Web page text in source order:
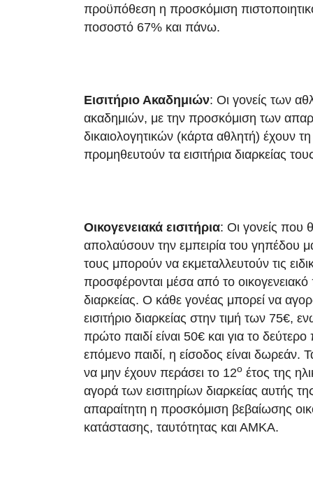
προϋπόθεση η προσκόμιση
ποσοστό 67% και πάνω.
Εισιτήριο Ακαδημιών: Οι γονείς των
ακαδημιών, με την προσκόμιση των
δικαιολογητικών (κάρτα αθλητή) έχουν
προμηθευτούν τα εισιτήρια διαρκείας
Οικογενειακά εισιτήρια: Οι γονείς που
απολαύσουν την εμπειρία του γηπέδου
τους μπορούν να εκμεταλλευτούν τις
προσφέρονται μέσα από το οικογενειακό
διαρκείας. Ο κάθε γονέας μπορεί να
εισιτήριο διαρκείας στην τιμή των 75€,
πρώτο παιδί είναι 50€ και για το δεύτερο
επόμενο παιδί, η είσοδος είναι δωρεάν.
να μην έχουν περάσει το 12ο έτος της
αγορά των εισιτηρίων διαρκείας αυτής
απαραίτητη η προσκόμιση βεβαίωσης
κατάστασης, ταυτότητας και ΑΜΚΑ.